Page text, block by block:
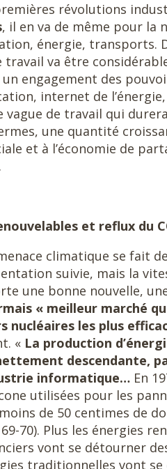
révolutions
, il en va de même pour la
énergie, transports.
travail va être
engagement des
internet de
vague de travail qui
une quantité
et à l’économie de
et reflux du
climatique se fait
suivie, mais la
une bonne nouvelle,
« meilleur marché
nucléaires les plus
« La production
descendante,
informatique… En
utilisées pour les
de 50 centimes de
70). Plus les énergies
vont se détourner
traditionnelles vont